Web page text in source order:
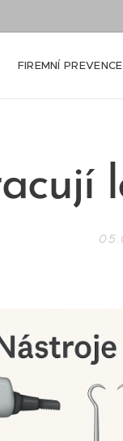
FIREMNÍ PREVENCE